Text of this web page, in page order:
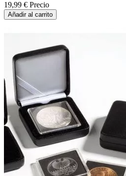
19,99 € Precio
Añadir al carrito